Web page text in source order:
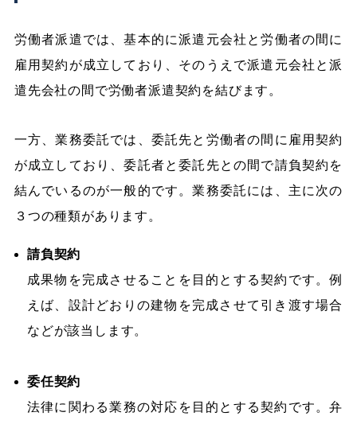
労働者派遣では、基本的に派遣元会社と労働者の間に
雇用契約が成立しており、そのうえで派遣元会社と派
遣先会社の間で労働者派遣契約を結びます。
一方、業務委託では、委託先と労働者の間に雇用契約
が成立しており、委託者と委託先との間で請負契約を
結んでいるのが一般的です。業務委託には、主に次の
３つの種類があります。
請負契約
成果物を完成させることを目的とする契約です。例
えば、設計どおりの建物を完成させて引き渡す場合
などが該当します。
委任契約
法律に関わる業務の対応を目的とする契約です。弁